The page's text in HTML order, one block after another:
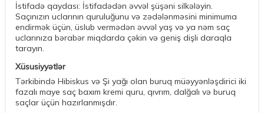
İstifadə qaydası: İstifadədən əvvəl şüşəni silkələyin.
Saçınızın uclarının quruluğunu və zədələnməsini minimuma
endirmək üçün, üslub vermədən əvvəl yaş və ya nəm saç
uclarınıza bərabər miqdarda çəkin və geniş dişli daraqla
tarayın.
Xüsusiyyətlər
Tərkibində Hibiskus və Şi yağı olan buruq müəyyənləşdirici iki
fazalı maye saç baxım kremi quru, qıvrım, dalğalı və buruq
saçlar üçün hazırlanmışdır.